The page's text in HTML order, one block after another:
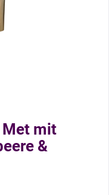
Met mit
&